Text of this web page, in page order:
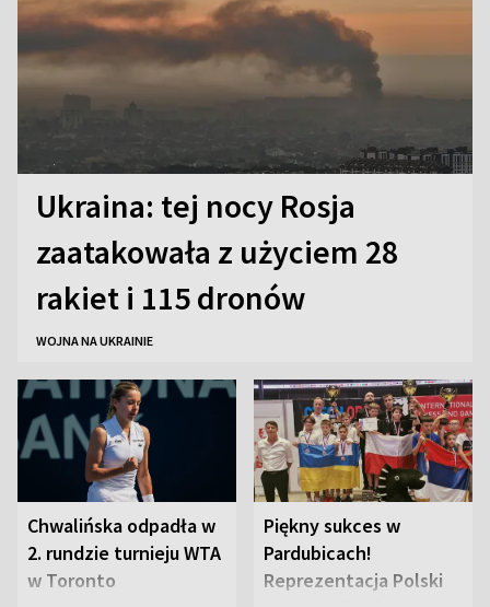
Ukraina: tej nocy Rosja
zaatakowała z użyciem 28
rakiet i 115 dronów
WOJNA NA UKRAINIE
Chwalińska odpadła w
2. rundzie turnieju WTA
w Toronto
Piękny sukces w
Pardubicach!
Reprezentacja Polski